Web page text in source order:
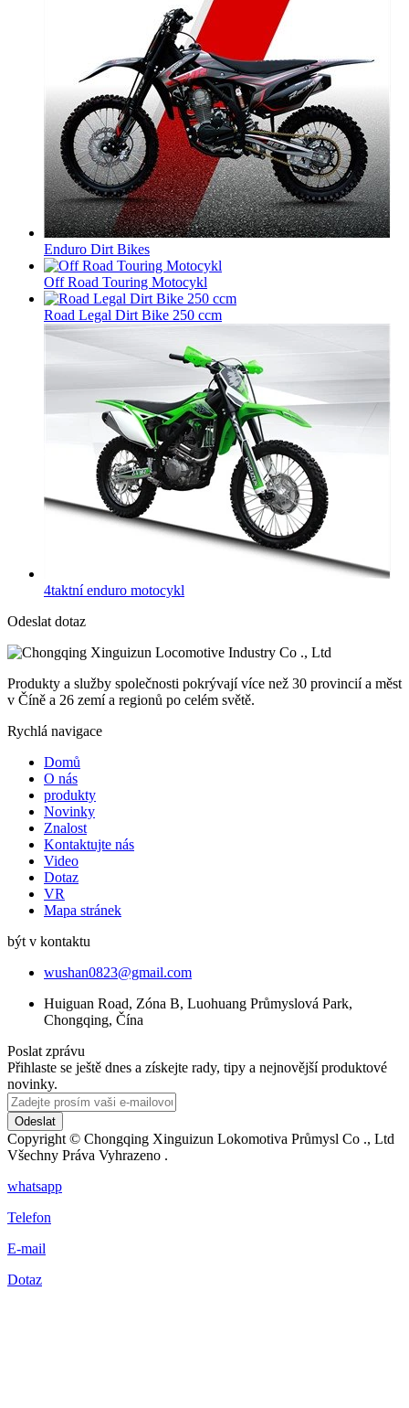
Enduro Dirt Bikes
Off Road Touring Motocykl
Road Legal Dirt Bike 250 ccm
4taktní enduro motocykl
Odeslat dotaz
Produkty a služby společnosti pokrývají více než 30 provincií a měst
v Číně a 26 zemí a regionů po celém světě.
Rychlá navigace
Domů
O nás
produkty
Novinky
Znalost
Kontaktujte nás
Video
Dotaz
VR
Mapa stránek
být v kontaktu
wushan0823@gmail.com
Huiguan Road, Zóna B, Luohuang Průmyslová Park,
Chongqing, Čína
Poslat zprávu
Přihlaste se ještě dnes a získejte rady, tipy a nejnovější produktové
novinky.
Odeslat
Copyright © Chongqing Xinguizun Lokomotiva Průmysl Co ., Ltd
Všechny Práva Vyhrazeno .
whatsapp
Telefon
E-mail
Dotaz